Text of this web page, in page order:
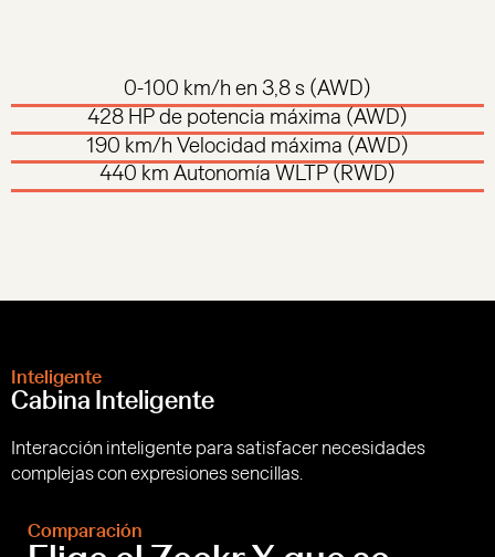
0-100 km/h en 3,8 s (AWD)
428 HP de potencia máxima (AWD)
190 km/h Velocidad máxima (AWD)
440 km Autonomía WLTP (RWD)
Inteligente
Cabina Inteligente
Interacción inteligente para satisfacer necesidades
complejas con expresiones sencillas.
Comparación